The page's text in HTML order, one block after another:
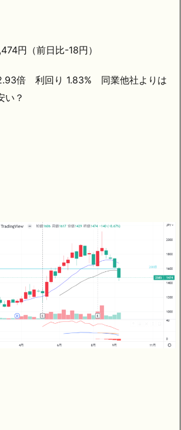
円（前日比-18円）
倍 利回り 1.83% 同業他社よりは
い？